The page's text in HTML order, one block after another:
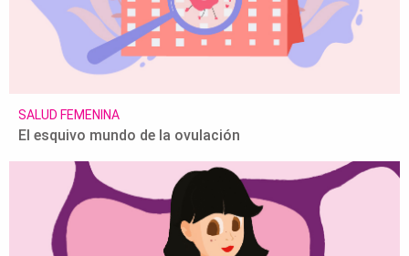
SALUD FEMENINA
El esquivo mundo de la ovulación